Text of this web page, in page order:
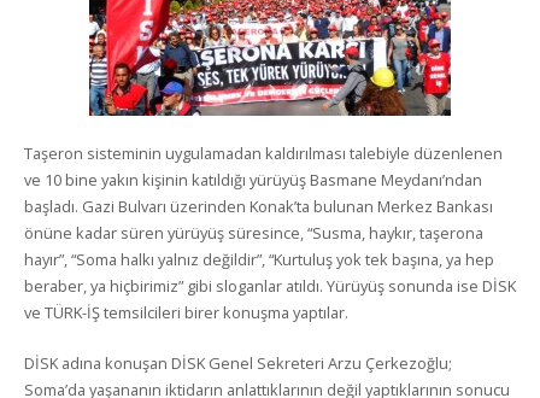
Taşeron sisteminin uygulamadan kaldırılması talebiyle düzenlenen
ve 10 bine yakın kişinin katıldığı yürüyüş Basmane Meydanı’ndan
başladı. Gazi Bulvarı üzerinden Konak’ta bulunan Merkez Bankası
önüne kadar süren yürüyüş süresince, “Susma, haykır, taşerona
hayır”, “Soma halkı yalnız değildir”, “Kurtuluş yok tek başına, ya hep
beraber, ya hiçbirimiz” gibi sloganlar atıldı. Yürüyüş sonunda ise DİSK
ve TÜRK-İŞ temsilcileri birer konuşma yaptılar.
DİSK adına konuşan DİSK Genel Sekreteri Arzu Çerkezoğlu;
Soma’da yaşananın iktidarın anlattıklarının değil yaptıklarının sonucu